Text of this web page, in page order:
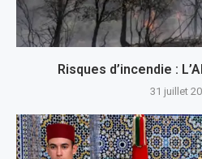
Risques d’incendie :
31 juillet